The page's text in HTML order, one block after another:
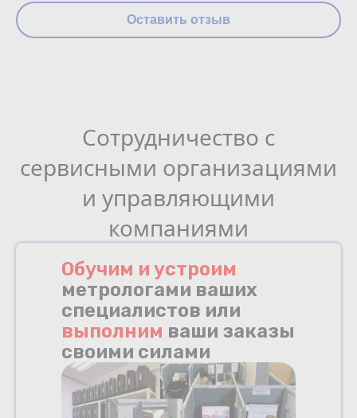
Оставить отзыв
Сотрудничество с
сервисными организациями
и управляющими
компаниями
Обучим и устроим
метрологами ваших
специалистов или
выполним ваши заказы
своими силами